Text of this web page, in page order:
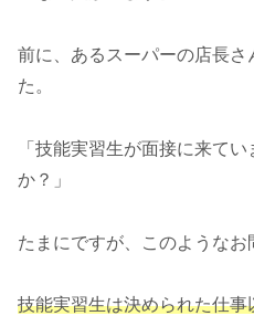
前に、あるスーパーの店長
た。
「技能実習生が面接に来て
か？」
たまにですが、このようなお
技能実習生は決められた仕